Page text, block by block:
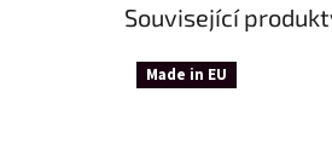
Související
Made in EU